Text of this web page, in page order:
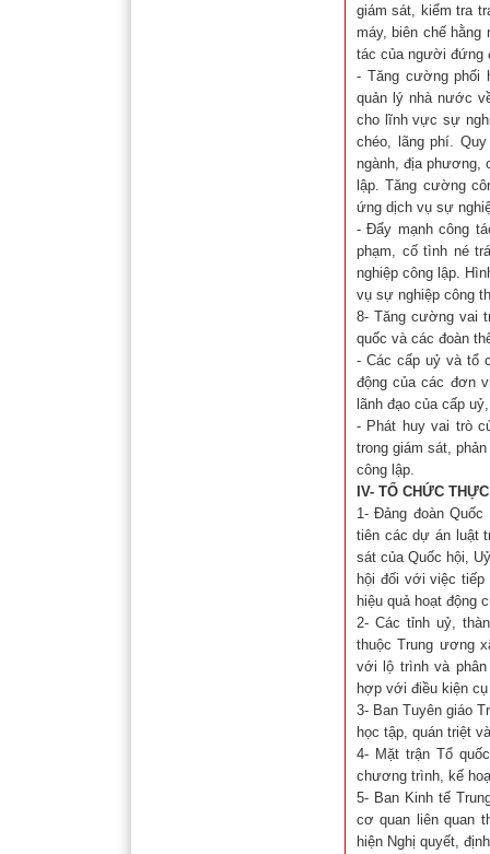
giám sát, kiểm tra
máy, biên chế hằng
tác của người đứng
- Tăng cường phối
quản lý nhà nước
cho lĩnh vực sự
chéo, lãng phí.
ngành, địa phương,
lập. Tăng cường
ứng dịch vụ sự
- Đẩy mạnh công
phạm, cố tình né
nghiệp công lập.
vụ sự nghiệp công
8- Tăng cường vai
quốc và các đoàn
- Các cấp uỷ và tổ
động của các đơn
lãnh đạo của cấp
- Phát huy vai trò
trong giám sát,
công lập.
IV- TỔ CHỨC
1- Đảng đoàn
tiên các dự án luật
sát của Quốc hội,
hội đối với việc
hiệu quả hoạt động
2- Các tỉnh uỷ,
thuộc Trung ương
với lộ trình và
hợp với điều kiện
3- Ban Tuyên giáo
học tập, quán triệt
4- Mặt trận Tổ
chương trình, kế
5- Ban Kinh tế
cơ quan liên quan
hiện Nghị quyết,